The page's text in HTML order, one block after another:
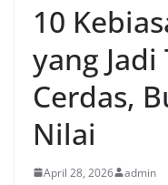
10
yang
Cerdas,
Nilai
April 28, 2026 admin